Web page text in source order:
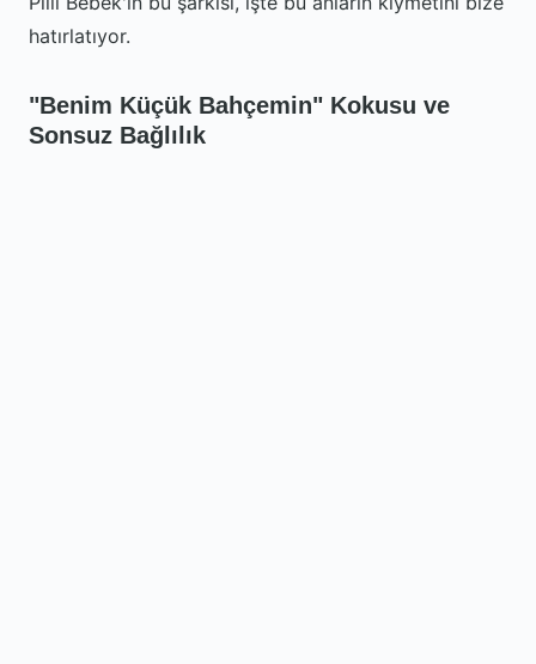
hatırlatıyor.
"Benim Küçük Bahçemin" Kokusu ve
Sonsuz Bağlılık